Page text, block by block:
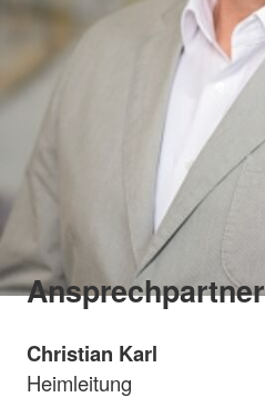
Ansprechpartner
Christian Karl
Heimleitung